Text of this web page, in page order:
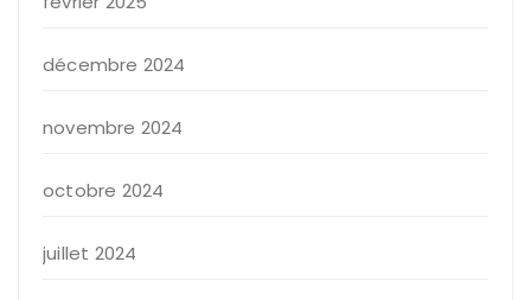
décembre 2024
novembre 2024
octobre 2024
juillet 2024